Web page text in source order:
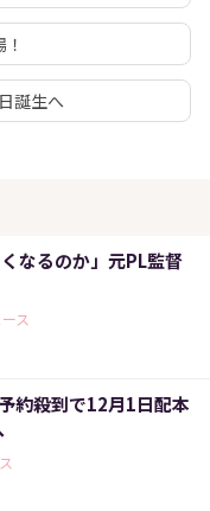
誕生へ
なるのか」元PL監督
ス
約殺到で12月1日配本